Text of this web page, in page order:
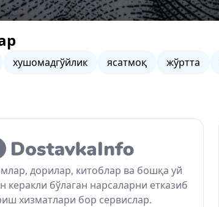
хушомадгўйлик ясатмоқ жўртта
дорилар, китоблар ва бошқа уй
керакли бўлаган нарсаларни етказиб
хизматлари бор сервислар.